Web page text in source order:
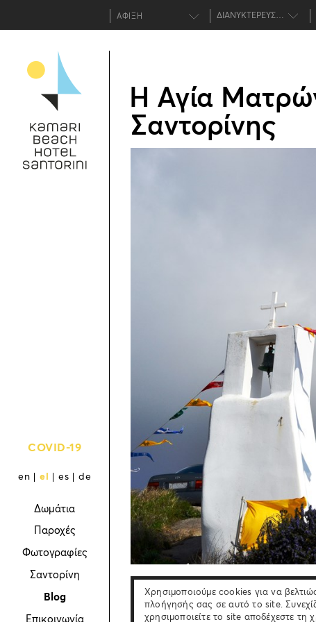
Χρησιμοποιούμε cookies για να
πλοήγησής σας σε αυτό το site.
χρησιμοποιείτε το site αποδέχεστε τη
ΔΙΑΝΥΚΤΕΡΕΥΣΕΙΣ
COVID-19
en el es de
Δωμάτια
Παροχές
Φωτογραφίες
Σαντορίνη
Blog
Επικοινωνία
Η Αγία
Σαντορίνης
Το πανηγύρι της Αγίας Ματρώνας που
είναι ένα από τα σημαντικότερα της